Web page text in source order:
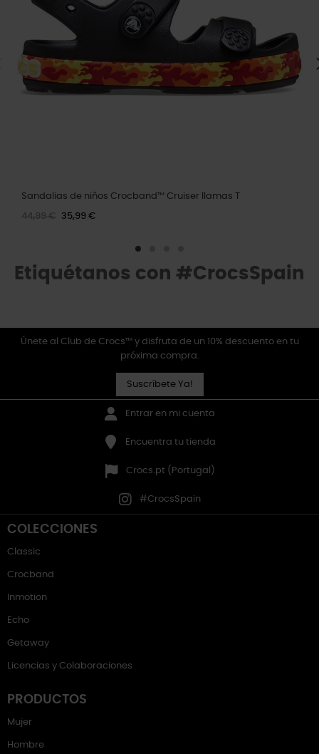
Sandalias de niños Crocband™ Cruiser llamas T
44,99 € 35,99 €
Etiquétanos con #CrocsSpain
Únete al Club de Crocs™ y disfruta de un 10% descuento en tu
próxima compra.
Suscríbete Ya!
Entrar en mi cuenta
Encuentra tu tienda
Crocs.pt (Portugal)
#CrocsSpain
COLECCIONES
Classic
Crocband
Inmotion
Echo
Getaway
Licencias y Colaboraciones
PRODUCTOS
Mujer
Hombre